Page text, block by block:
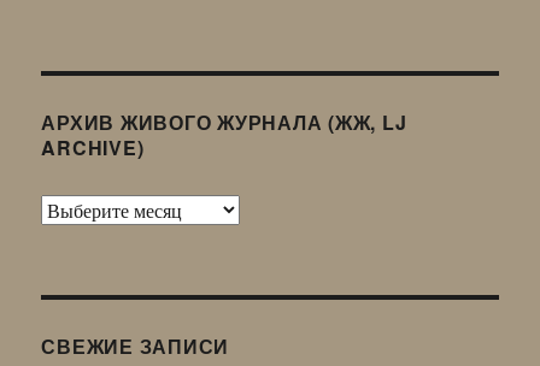
АРХИВ ЖИВОГО ЖУРНАЛА (ЖЖ, LJ
ARCHIVE)
Архив
LJ
СВЕЖИЕ ЗАПИСИ